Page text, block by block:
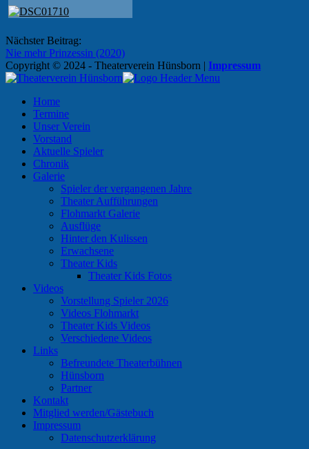
Beitragsnavigation
Nächster Beitrag:
Nie mehr Prinzessin (2020)
Copyright © 2024 - Theaterverein Hünsborn | Impressum
Home
Termine
Unser Verein
Vorstand
Aktuelle Spieler
Chronik
Galerie
Spieler der vergangenen Jahre
Theater Aufführungen
Flohmarkt Galerie
Ausflüge
Hinter den Kulissen
Erwachsene
Theater Kids
Theater Kids Fotos
Videos
Vorstellung Spieler 2026
Videos Flohmarkt
Theater Kids Videos
Verschiedene Videos
Links
Befreundete Theaterbühnen
Hünsborn
Partner
Kontakt
Mitglied werden/Gästebuch
Impressum
Datenschutzerklärung